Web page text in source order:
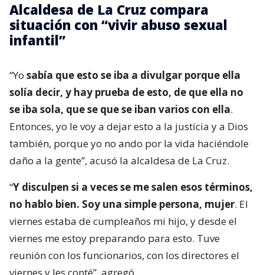
Alcaldesa de La Cruz compara
situación con “vivir abuso sexual
infantil”
“Yo sabía que esto se iba a divulgar porque ella
solía decir, y hay prueba de esto, de que ella no
se iba sola, que se que se iban varios con ella.
Entonces, yo le voy a dejar esto a la justicia y a Dios
también, porque yo no ando por la vida haciéndole
daño a la gente”, acusó la alcaldesa de La Cruz.
“Y disculpen si a veces se me salen esos términos,
no hablo bien. Soy una simple persona, mujer. El
viernes estaba de cumpleaños mi hijo, y desde el
viernes me estoy preparando para esto. Tuve
reunión con los funcionarios, con los directores el